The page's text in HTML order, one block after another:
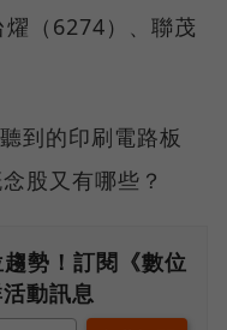
（6274）、聯茂
到的印刷電路板
股又有哪些？
勢！訂閱《數位
動訊息